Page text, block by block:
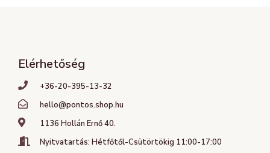
Elérhetőség
+36-20-395-13-32
hello@pontos.shop.hu
1136 Hollán Ernő 40.
Nyitvatartás: Hétfőtől-Csütörtökig 11:00-17:00